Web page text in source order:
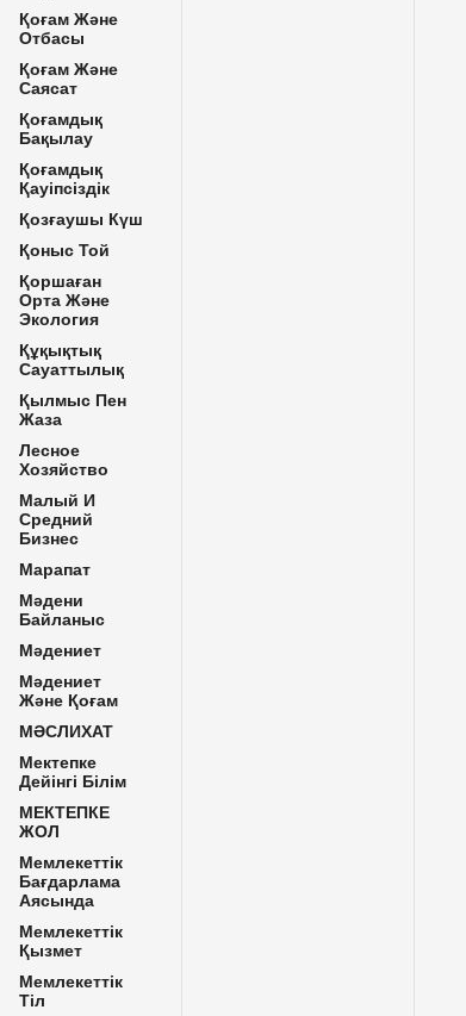
Қоғам Және
Отбасы
Қоғам Және
Саясат
Қоғамдық
Бақылау
Қоғамдық
Қауіпсіздік
Қозғаушы Күш
Қоныс Той
Қоршаған
Орта Және
Экология
Құқықтық
Сауаттылық
Қылмыс Пен
Жаза
Лесное
Хозяйство
Малый И
Средний
Бизнес
Марапат
Мәдени
Байланыс
Мәдениет
Мәдениет
Және Қоғам
МӘСЛИХАТ
Мектепке
Дейінгі Білім
МЕКТЕПКЕ
ЖОЛ
Мемлекеттік
Бағдарлама
Аясында
Мемлекеттік
Қызмет
Мемлекеттік
Тіл